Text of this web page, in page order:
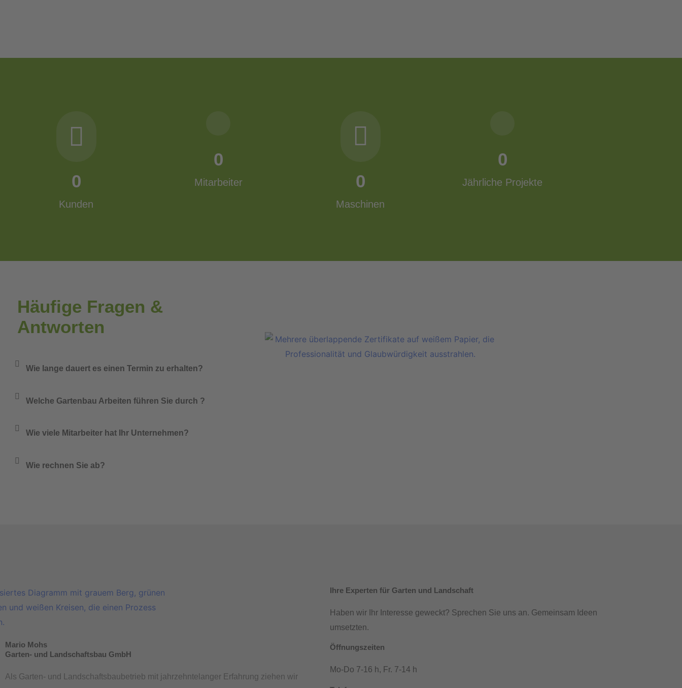
0
Kunden
0
Mitarbeiter 0
Maschinen
0
Jährliche Projekte
Häufige Fragen &
Antworten
Wie lange dauert es einen Termin zu erhalten?
Welche Gartenbau Arbeiten führen Sie durch ?
Wie viele Mitarbeiter hat Ihr Unternehmen?
Wie rechnen Sie ab?
Mario Mohs
Garten- und Landschaftsbau GmbH
Als Garten- und Landschaftsbaubetrieb mit jahrzehntelanger Erfahrung ziehen wir
Ihre Experten für Garten und Landschaft
Haben wir Ihr Interesse geweckt? Sprechen Sie uns an. Gemeinsam Ideen
umsetzten.
Öffnungszeiten
Mo-Do 7-16 h, Fr. 7-14 h